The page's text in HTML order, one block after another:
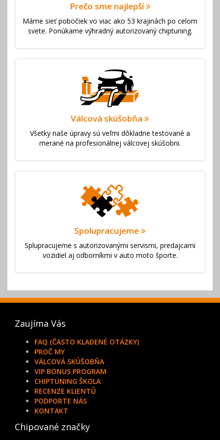
Prečo sme najlepší
Máme sieť pobočiek vo viac ako 53 krajinách po celom
svete. Ponúkame výhradný autorizovaný chiptuning.
Válcová skúšobňa
Všetky naše úpravy sú veľmi dôkladne testované a
merané na profesionálnej válcovej skúšobni.
Spolupracujeme
Splupracujeme s autorizovanými servismi, predajcami
vozidiel aj odborníkmi v auto moto športe.
Zaujíma Vás
FAQ (ČASTO KLADENÉ OTÁZKY)
PROČ MY
VÁLCOVÁ SKÚŠOBŇA
VIP BONUS PROGRAM
CHIPTUNING ŠKOLA
RECENZE KLIENTŮ
PODPORTE NÁS
KONTAKT
Chipované značky